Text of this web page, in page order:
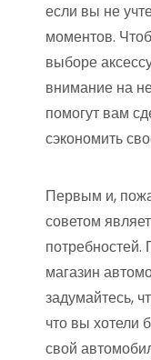
если вы не
моментов.
выборе
внимание на
помогут вам
сэкономить
Первым и,
советом
магазин
задумайтесь,
что вы хотели
свой